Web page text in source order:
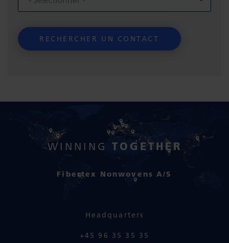
WINNING TOGETHER
Fibertex Nonwovens A/S
Headquarters
+45 96 35 35 35